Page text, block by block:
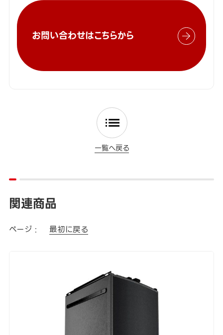
お問い合わせはこちらから
一覧へ戻る
関連商品
ページ : 最初に戻る